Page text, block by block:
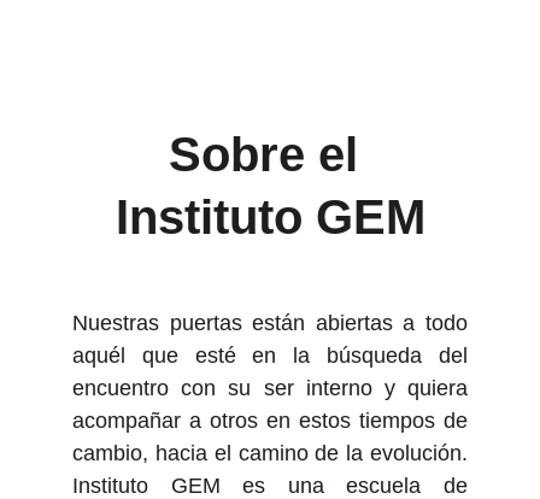
Sobre el
Instituto GEM
Nuestras puertas están abiertas a todo
aquél que esté en la búsqueda del
encuentro con su ser interno y quiera
acompañar a otros en estos tiempos de
cambio, hacia el camino de la evolución.
Instituto GEM es una escuela de